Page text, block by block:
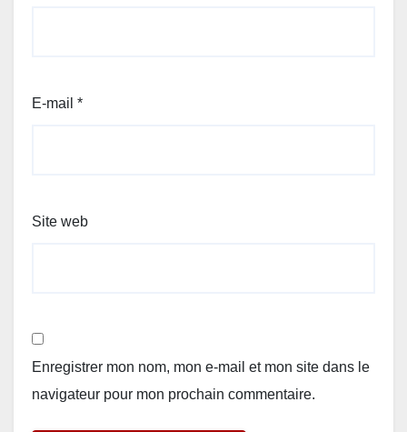
E-mail *
Site web
Enregistrer mon nom, mon e-mail et mon site dans le
navigateur pour mon prochain commentaire.